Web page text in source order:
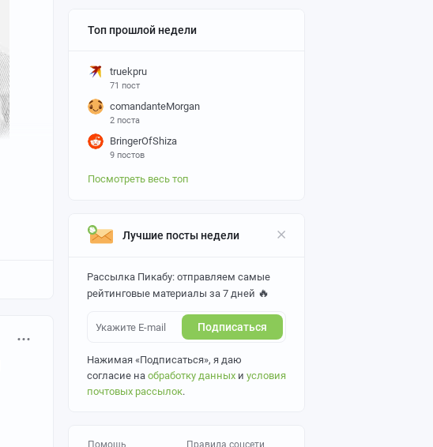
Топ прошлой недели
truekpru
71 пост
comandanteMorgan
2 поста
BringerOfShiza
9 постов
Посмотреть весь топ
Лучшие посты недели
Рассылка Пикабу: отправляем самые
рейтинговые материалы за 7 дней 🔥
Подписаться
Нажимая «Подписаться», я даю
согласие на обработку данных и условия
почтовых рассылок.
Помощь
Правила соцсети